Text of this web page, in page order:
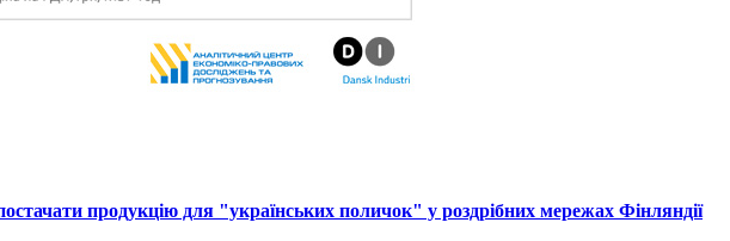
продукцію для "українських поличок" у роздрібних мережах Фінляндії